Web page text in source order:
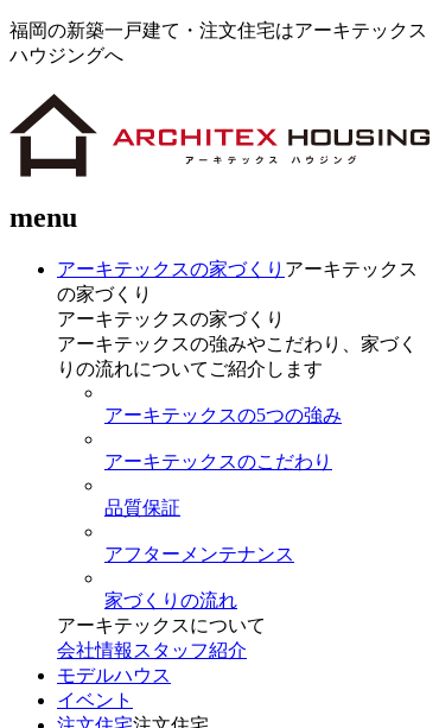
福岡の新築一戸建て・注文住宅はアーキテックス
ハウジングへ
menu
アーキテックスの家づくり アーキテックス
の家づくり
アーキテックスの家づくり
アーキテックスの強みやこだわり、家づく
りの流れについてご紹介します
アーキテックスの5つの強み
アーキテックスのこだわり
品質保証
アフターメンテナンス
家づくりの流れ
アーキテックスについて
会社情報 スタッフ紹介
モデルハウス
イベント